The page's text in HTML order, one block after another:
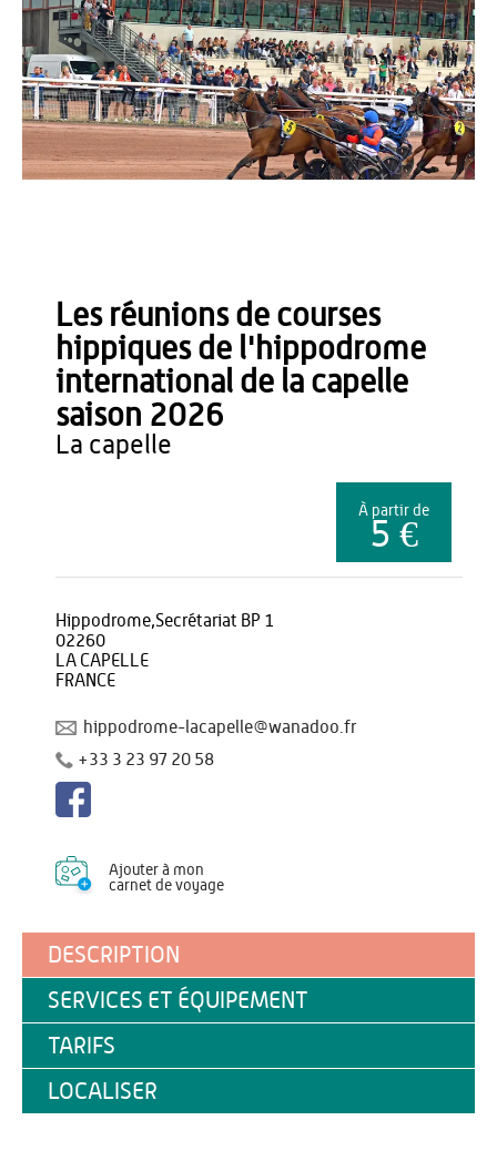
hippodrome de la capelle
Les réunions de courses
hippiques de l'hippodrome
international de la capelle
saison 2026
la capelle
À partir de
5 €
Hippodrome,Secrétariat BP 1
02260
LA CAPELLE
FRANCE
hippodrome-lacapelle@wanadoo.fr
+33 3 23 97 20 58
Ajouter à mon
carnet de voyage
DESCRIPTION
SERVICES ET ÉQUIPEMENT
TARIFS
LOCALISER